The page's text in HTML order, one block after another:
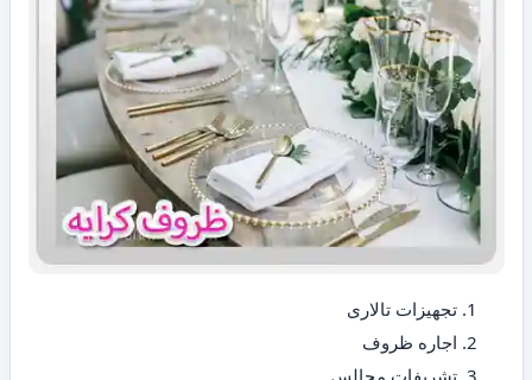
تجهیزات تالاری
اجاره ظروف